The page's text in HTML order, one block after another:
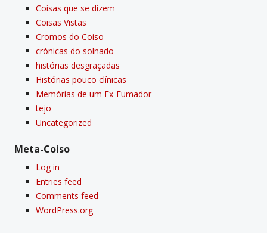
Coisas que se dizem
Coisas Vistas
Cromos do Coiso
crónicas do solnado
histórias desgraçadas
Histórias pouco clí­nicas
Memórias de um Ex-Fumador
tejo
Uncategorized
Meta-Coiso
Log in
Entries feed
Comments feed
WordPress.org